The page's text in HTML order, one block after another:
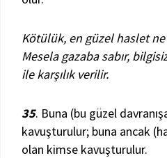
Kötülük, en güzel haslet
Mesela gazaba sabır,
ile karşılık verilir.
35. Buna (bu güzel
kavuşturulur; buna ancak
olan kimse kavuşturulur.